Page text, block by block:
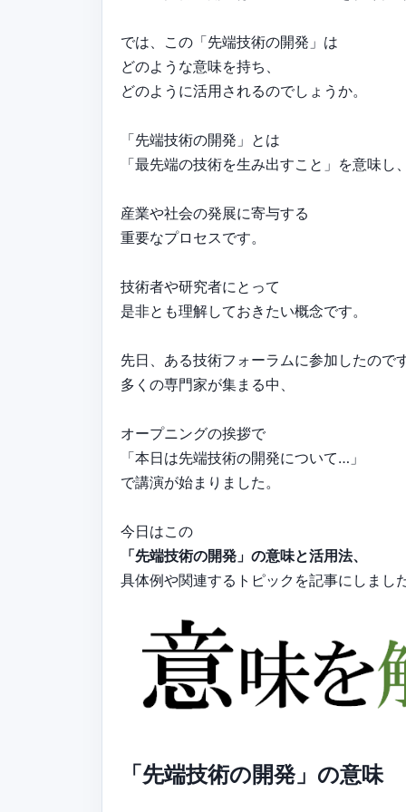
では、この「先端技術の開発」は
どのような意味を持ち、
どのように活用されるのでしょうか。
「先端技術の開発」とは
「最先端の技術を生み出すこと」を意味し
産業や社会の発展に寄与する
重要なプロセスです。
技術者や研究者にとって
是非とも理解しておきたい概念です。
先日、ある技術フォーラムに参加したので
多くの専門家が集まる中、
オープニングの挨拶で
「本日は先端技術の開発について…」
で講演が始まりました。
今日はこの
「先端技術の開発」の意味と活用法、
具体例や関連するトピックを記事にしまし
「先端技術の開発」の意味